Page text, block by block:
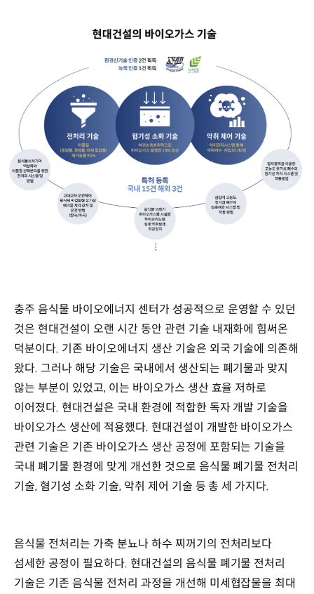
충주 음식물 바이오에너지 센터가 성공적으로 운영할 수 있던
것은 현대건설이 오랜 시간 동안 관련 기술 내재화에 힘써온
덕분이다. 기존 바이오에너지 생산 기술은 외국 기술에 의존해
왔다. 그러나 해당 기술은 국내에서 생산되는 폐기물과 맞지
않는 부분이 있었고, 이는 바이오가스 생산 효율 저하로
이어졌다. 현대건설은 국내 환경에 적합한 독자 개발 기술을
바이오가스 생산에 적용했다. 현대건설이 개발한 바이오가스
관련 기술은 기존 바이오가스 생산 공정에 포함되는 기술을
국내 폐기물 환경에 맞게 개선한 것으로 음식물 폐기물 전처리
기술, 혐기성 소화 기술, 악취 제어 기술 등 총 세 가지다.
음식물 전처리는 가축 분뇨나 하수 찌꺼기의 전처리보다
섬세한 공정이 필요하다. 현대건설의 음식물 폐기물 전처리
기술은 기존 음식물 전처리 과정을 개선해 미세협잡물을 최대